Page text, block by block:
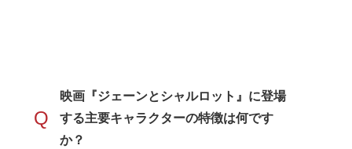
Q
映画『ジェーンとシャルロット』に登場
する主要キャラクターの特徴は何です
か？